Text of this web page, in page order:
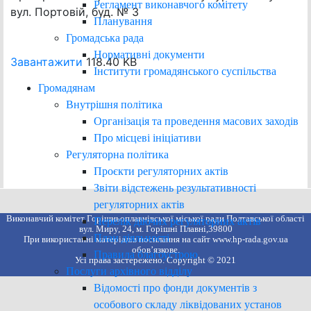
Регламент виконавчого комітету
Планування
Громадська рада
Нормативні документи
Інститути громадянського суспільства
Громадянам
Внутрішня політика
Організація та проведення масових заходів
Про місцеві ініціативи
Регуляторна політика
Проєкти регуляторних актів
Звіти відстежень результативності
регуляторних актів
Перелік діючих регуляторних актів
План діяльності
Правила благоустрою
Послуги архівного відділу
Відомості про фонди документів з
особового складу ліквідованих установ
вул. Портовій, буд. № 3
Завантажити 118.40 KB
Виконавчий комітет Горішньоплавнівської міської ради Полтавської області
вул. Миру, 24, м. Горішні Плавні,39800
При використанні матеріалів посилання на сайт www.hp-rada.gov.ua
обов’язкове.
Усі права застережено. Copyright © 2021